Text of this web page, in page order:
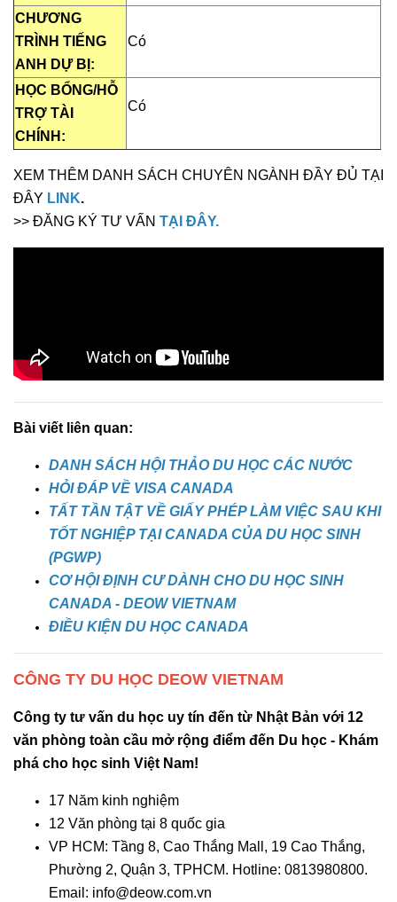
CHƯƠNG
TRÌNH TIẾNG
ANH DỰ BỊ:
Có
HỌC BỔNG/HỖ
TRỢ TÀI
CHÍNH:
Có
XEM THÊM DANH SÁCH CHUYÊN NGÀNH ĐẦY ĐỦ TẠI
ĐÂY LINK.
>> ĐĂNG KÝ TƯ VẤN TẠI ĐÂY.
Bài viết liên quan:
DANH SÁCH HỘI THẢO DU HỌC CÁC NƯỚC
HỎI ĐÁP VỀ VISA CANADA
TẤT TẦN TẬT VỀ GIẤY PHÉP LÀM VIỆC SAU KHI
TỐT NGHIỆP TẠI CANADA CỦA DU HỌC SINH
(PGWP)
CƠ HỘI ĐỊNH CƯ DÀNH CHO DU HỌC SINH
CANADA - DEOW VIETNAM
ĐIỀU KIỆN DU HỌC CANADA
CÔNG TY DU HỌC DEOW VIETNAM
Công ty tư vấn du học uy tín đến từ Nhật Bản với 12
văn phòng toàn cầu mở rộng điểm đến Du học - Khám
phá cho học sinh Việt Nam!
17 Năm kinh nghiệm
12 Văn phòng tại 8 quốc gia
VP HCM: Tầng 8, Cao Thắng Mall, 19 Cao Thắng,
Phường 2, Quận 3, TPHCM. Hotline: 0813980800.
Email: info@deow.com.vn